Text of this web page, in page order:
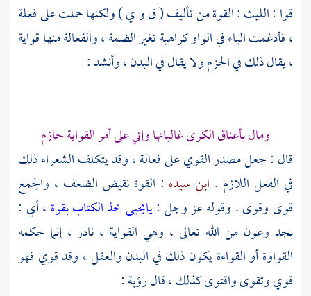
قوا :الليث: القوة من تأليف ( ق و ي ) ولكنها حملت على فعلة
، فأدغمت الياء في الواو كراهية تغير الضمة ، والفعالة منها قواية
، يقال ذلك في الحزم ولا يقال في البدن ، وأنشد :
ومال بأعناق الكرى غالباتها وإني على أمر القواية حازم
قال : جعل مصدر القوي على فعالة ، وقد يتكلف الشعراء ذلك
في الفعل اللازم . ابن سيده : القوة نقيض الضعف ، والجمع
قوى وقوى . وقوله عز وجل :يايحيى خذ الكتاب بقوة ، أي :
بجد وعون من الله تعالى ، وهي القواية ، نادر ، إنما حكمه
القواوة أو القواءة يكون ذلك في البدن والعقل ، وقد قوي فهو
قوي وتقوى واقتوى كذلك ، قالرؤبة: